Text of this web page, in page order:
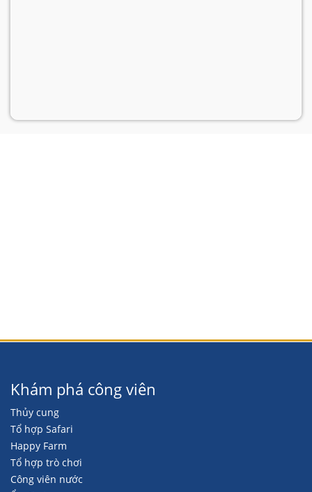
Khám phá công viên
Thủy cung
Tổ hợp Safari
Happy Farm
Tổ hợp trò chơi
Công viên nước